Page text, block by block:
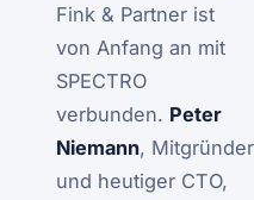
Fink & Partner ist
von Anfang an mit
SPECTRO
verbunden. Peter
Niemann, Mitgründer
und heutiger CTO,